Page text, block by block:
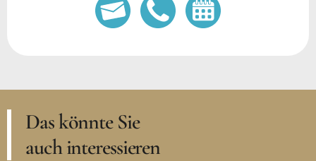
Das könnte Sie
auch interessieren